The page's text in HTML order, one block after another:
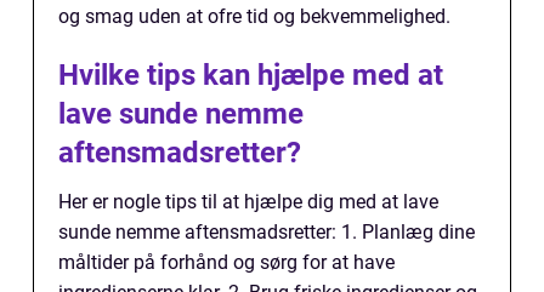
og smag uden at ofre tid og bekvemmelighed.
Hvilke tips kan hjælpe med at
lave sunde nemme
aftensmadsretter?
Her er nogle tips til at hjælpe dig med at lave
sunde nemme aftensmadsretter: 1. Planlæg dine
måltider på forhånd og sørg for at have